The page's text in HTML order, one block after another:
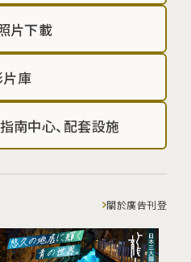
片下載
庫
南中心、配套設施
關於廣告刊登